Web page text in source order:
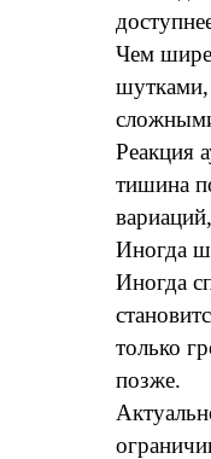
Чем шире
Реакция
тишина
Иногда
Иногда
только
позже.